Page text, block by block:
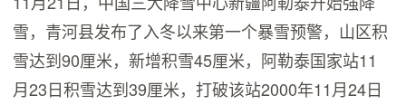
雪，青河县发布了入冬以来第一个暴雪预警，山区积
雪达到90厘米，新增积雪45厘米，阿勒泰国家站11
月23日积雪达到39厘米，打破该站2000年11月24日